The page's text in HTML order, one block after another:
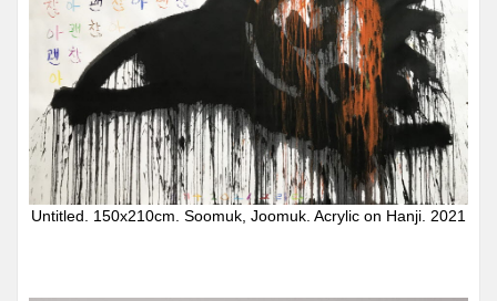
Untitled. 150x210cm. Soomuk, Joomuk. Acrylic on Hanji. 2021